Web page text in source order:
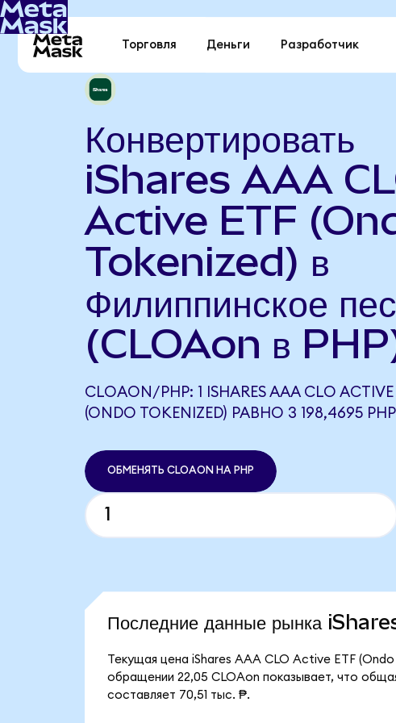
Торговля Деньги Разработчик
Конвертировать
iShares AAA
Active ETF
Tokenized) в
Филиппинское
(CLOAon в
CLOAON/PHP: 1 ISHARES AAA CLO ACTIVE
(ONDO TOKENIZED) РАВНО 3 198,4695 PHP
ОБМЕНЯТЬ CLOAON НА PHP
Последние данные рынка
Текущая цена iShares AAA CLO Active ETF
обращении 22,05 CLOAon показывает, что
составляет 70,51 тыс. ₱.